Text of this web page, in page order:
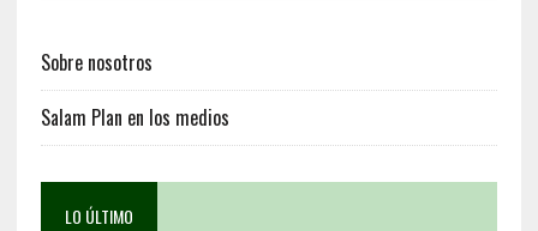
Sobre nosotros
Salam Plan en los medios
LO ÚLTIMO